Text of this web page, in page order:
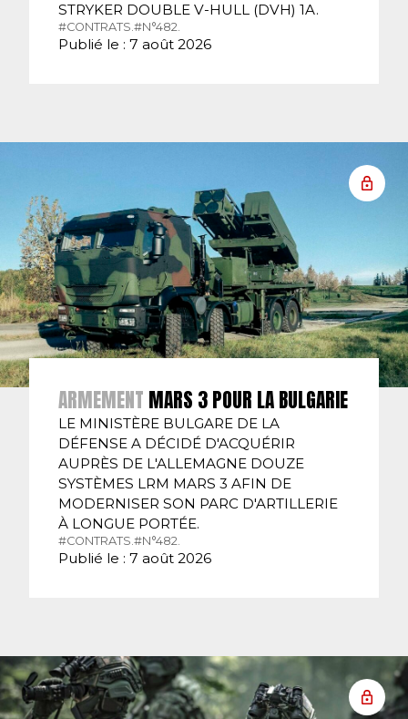
STRYKER DOUBLE V-HULL (DVH) 1A.
#CONTRATS.#N°482.
Publié le : 7 août 2026
ARMEMENT MARS 3 POUR LA BULGARIE
LE MINISTÈRE BULGARE DE LA
DÉFENSE A DÉCIDÉ D'ACQUÉRIR
AUPRÈS DE L'ALLEMAGNE DOUZE
SYSTÈMES LRM MARS 3 AFIN DE
MODERNISER SON PARC D'ARTILLERIE
À LONGUE PORTÉE.
#CONTRATS.#N°482.
Publié le : 7 août 2026